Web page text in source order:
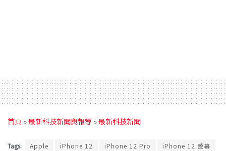
首頁 »最新科技新聞與報導 »最新科技新聞
Tags: Apple iPhone 12 iPhone 12 Pro iPhone 12 螢幕